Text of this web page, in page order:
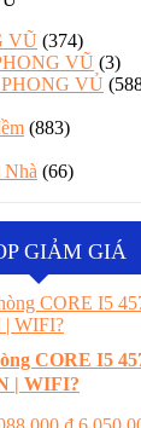
VŨ (374)
VŨ (3)
VỦ
(883)
(66)
GIẢM GIÁ
CORE I5
| WIFI?